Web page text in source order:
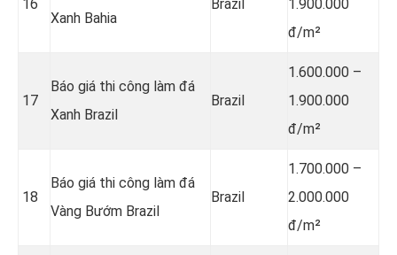
16
Xanh Bahia
Brazil
1.900.000
đ/m²
17
Báo giá thi công làm đá
Xanh Brazil
Brazil
1.600.000 –
1.900.000
đ/m²
18
Báo giá thi công làm đá
Vàng Bướm Brazil
Brazil
1.700.000 –
2.000.000
đ/m²